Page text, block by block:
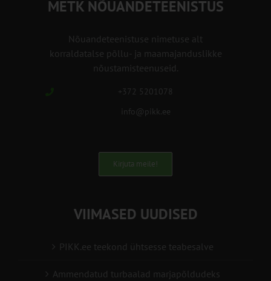
METK NÕUANDETEENISTUS
Nõuandeteenistuse nimetuse alt
korraldatalse põllu- ja maamajanduslikke
nõustamisteenuseid.
+372 5201078
info@pikk.ee
Kirjuta meile!
VIIMASED UUDISED
PIKK.ee teekond ühtsesse teabesalve
Ammendatud turbaalad marjapõldudeks